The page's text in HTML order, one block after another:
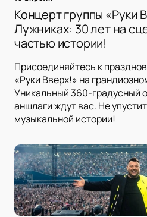
Концерт группы «Руки
Лужниках: 30 лет на
частью истории!
Присоединяйтесь к
«Руки Вверх!» на
Уникальный 360-градусный
аншлаги ждут вас. Не
музыкальной истории!